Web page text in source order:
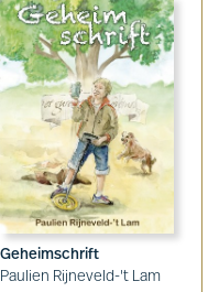
Geheimschrift
Paulien Rijneveld-'t Lam